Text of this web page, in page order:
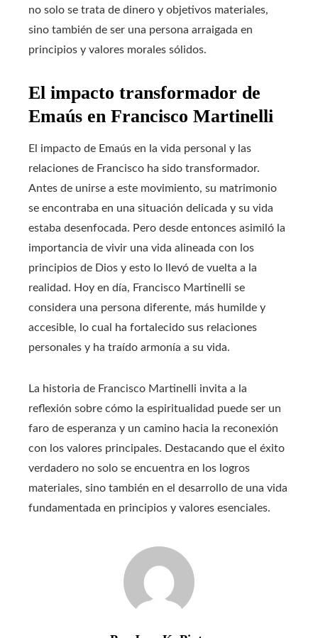
no solo se trata de dinero y objetivos materiales,
sino también de ser una persona arraigada en
principios y valores morales sólidos.
El impacto transformador de
Emaús en Francisco Martinelli
El impacto de Emaús en la vida personal y las
relaciones de Francisco ha sido transformador.
Antes de unirse a este movimiento, su matrimonio
se encontraba en una situación delicada y su vida
estaba desenfocada. Pero desde entonces asimiló la
importancia de vivir una vida alineada con los
principios de Dios y esto lo llevó de vuelta a la
realidad. Hoy en día, Francisco Martinelli se
considera una persona diferente, más humilde y
accesible, lo cual ha fortalecido sus relaciones
personales y ha traído armonía a su vida.
La historia de Francisco Martinelli invita a la
reflexión sobre cómo la espiritualidad puede ser un
faro de esperanza y un camino hacia la reconexión
con los valores principales. Destacando que el éxito
verdadero no solo se encuentra en los logros
materiales, sino también en el desarrollo de una vida
fundamentada en principios y valores esenciales.